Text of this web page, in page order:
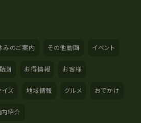
みのご案内 その他動画 イベント
画 お得情報 お客様
イズ 地域情報 グルメ おでかけ
紹介